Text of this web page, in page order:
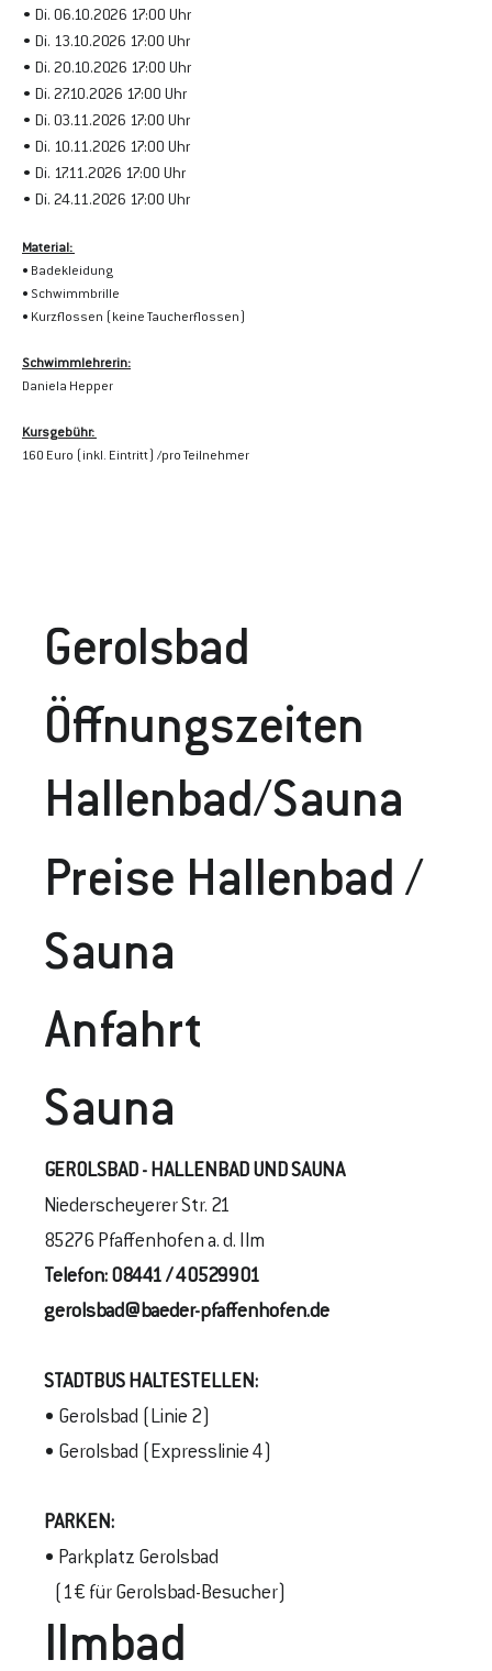
• Di. 06.10.2026 17:00 Uhr
• Di. 13.10.2026 17:00 Uhr
• Di. 20.10.2026 17:00 Uhr
• Di. 27.10.2026 17:00 Uhr
• Di. 03.11.2026 17:00 Uhr
• Di. 10.11.2026 17:00 Uhr
• Di. 17.11.2026 17:00 Uhr
• Di. 24.11.2026 17:00 Uhr
Material:
• Badekleidung
• Schwimmbrille
• Kurzflossen (keine Taucherflossen)
Schwimmlehrerin:
Daniela Hepper
Kursgebühr:
160 Euro (inkl. Eintritt) /pro Teilnehmer
Gerolsbad
Öffnungszeiten
Hallenbad/Sauna
Preise Hallenbad /
Sauna
Anfahrt
Sauna
GEROLSBAD - HALLENBAD UND SAUNA
Niederscheyerer Str. 21
85276 Pfaffenhofen a. d. Ilm
Telefon: 08441 / 40529901
gerolsbad@baeder-pfaffenhofen.de
STADTBUS HALTESTELLEN:
• Gerolsbad (Linie 2)
• Gerolsbad (Expresslinie 4)
PARKEN:
• Parkplatz Gerolsbad
(1€ für Gerolsbad-Besucher)
Ilmbad